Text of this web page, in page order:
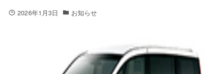
2026年1月3日 お知らせ